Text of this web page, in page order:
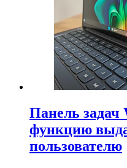
Панель задач
функцию
пользователю